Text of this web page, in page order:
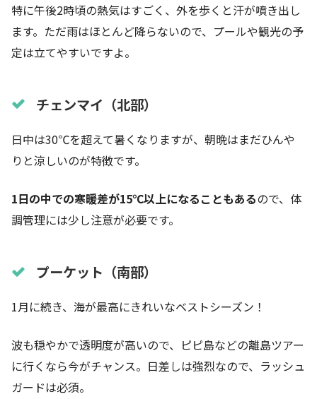
特に午後2時頃の熱気はすごく、外を歩くと汗が噴き出し
ます。ただ雨はほとんど降らないので、プールや観光の予
定は立てやすいですよ。
チェンマイ （北部）
日中は30℃を超えて暑くなりますが、朝晩はまだひんや
りと涼しいのが特徴です。
1日の中での寒暖差が15℃以上になることもあるので、体
調管理には少し注意が必要です。
プーケット （南部）
1月に続き、海が最高にきれいなベストシーズン！
波も穏やかで透明度が高いので、ピピ島などの離島ツアー
に行くなら今がチャンス。日差しは強烈なので、ラッシュ
ガードは必須。